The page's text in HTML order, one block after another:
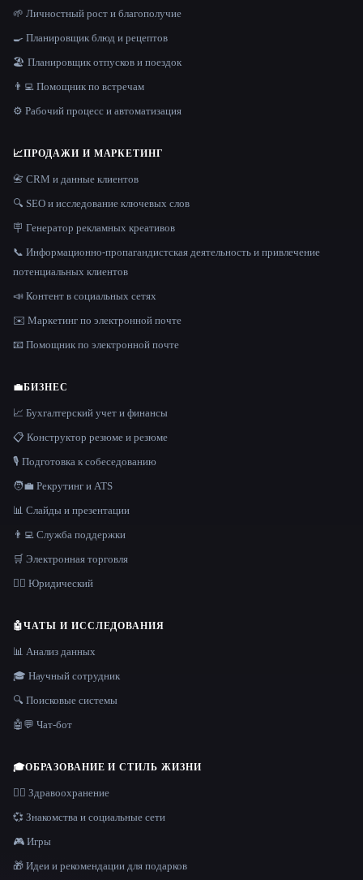
🌱 Личностный рост и благополучие
🍳 Планировщик блюд и рецептов
🏖 Планировщик отпусков и поездок
👨‍💻 Помощник по встречам
⚙️ Рабочий процесс и автоматизация
📈ПРОДАЖИ И МАРКЕТИНГ
📇 CRM и данные клиентов
🔍 SEO и исследование ключевых слов
🪧 Генератор рекламных креативов
📞 Информационно-пропагандистская деятельность и привлечение
потенциальных клиентов
📣 Контент в социальных сетях
✉️ Маркетинг по электронной почте
📧 Помощник по электронной почте
💼БИЗНЕС
📈 Бухгалтерский учет и финансы
📋 Конструктор резюме и резюме
🎙️ Подготовка к собеседованию
🧑‍💼 Рекрутинг и ATS
📊 Слайды и презентации
👨‍💻 Служба поддержки
🛒 Электронная торговля
👩‍⚖️ Юридический
🤖ЧАТЫ И ИССЛЕДОВАНИЯ
📊 Анализ данных
🎓 Научный сотрудник
🔍 Поисковые системы
🤖💬 Чат-бот
🎓ОБРАЗОВАНИЕ И СТИЛЬ ЖИЗНИ
👩‍⚕️ Здравоохранение
💞 Знакомства и социальные сети
🎮 Игры
🎁 Идеи и рекомендации для подарков